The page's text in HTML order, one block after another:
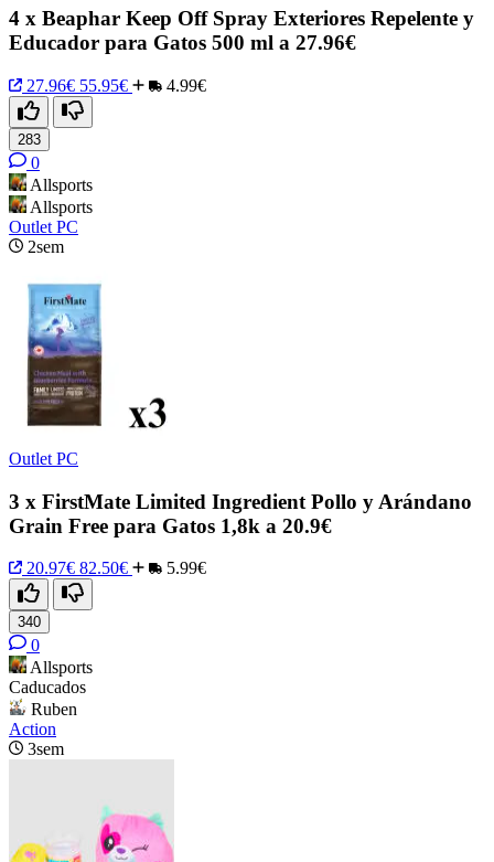
4 x Beaphar Keep Off Spray Exteriores Repelente y
Educador para Gatos 500 ml a 27.96€
27.96€ 55.95€ 4.99€
283
0
Allsports
Allsports
Outlet PC
2sem
Outlet PC
3 x FirstMate Limited Ingredient Pollo y Arándano
Grain Free para Gatos 1,8k a 20.9€
20.97€ 82.50€ 5.99€
340
0
Allsports
Caducados
Ruben
Action
3sem